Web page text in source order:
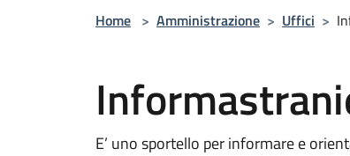
Home > Amministrazione > Uffici >
E’ uno sportello per informare e